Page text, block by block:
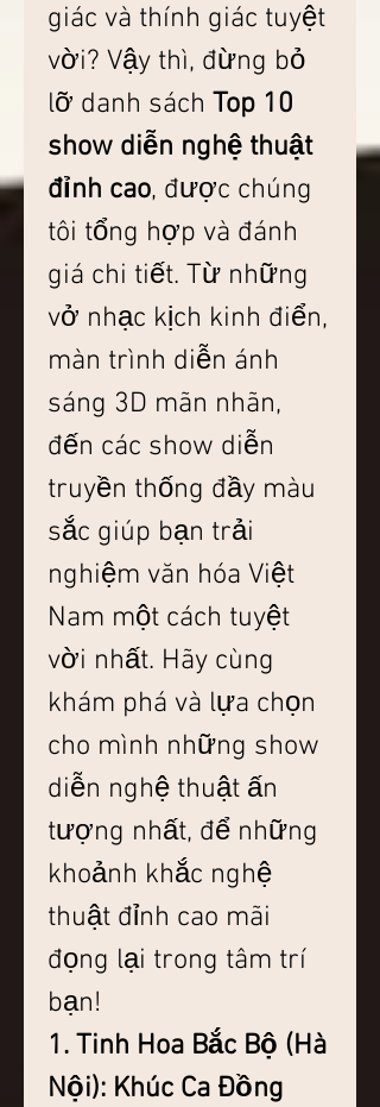
giác và thính giác tuyệt
vời? Vậy thì, đừng bỏ
lỡ danh sách Top 10
show diễn nghệ thuật
đỉnh cao, được chúng
tôi tổng hợp và đánh
giá chi tiết. Từ những
vở nhạc kịch kinh điển,
màn trình diễn ánh
sáng 3D mãn nhãn,
đến các show diễn
truyền thống đầy màu
sắc giúp bạn trải
nghiệm văn hóa Việt
Nam một cách tuyệt
vời nhất. Hãy cùng
khám phá và lựa chọn
cho mình những show
diễn nghệ thuật ấn
tượng nhất, để những
khoảnh khắc nghệ
thuật đỉnh cao mãi
đọng lại trong tâm trí
bạn!
1. Tinh Hoa Bắc Bộ (Hà
Nội): Khúc Ca Đồng